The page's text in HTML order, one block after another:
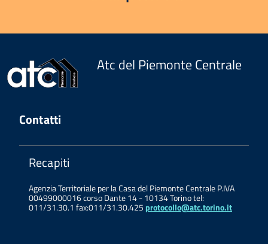
Atc del Piemonte Centrale
Contatti
Recapiti
Agenzia Territoriale per la Casa del Piemonte Centrale P.IVA
00499000016 corso Dante 14 - 10134 Torino tel:
011/31.30.1 fax:011/31.30.425 protocollo@atc.torino.it